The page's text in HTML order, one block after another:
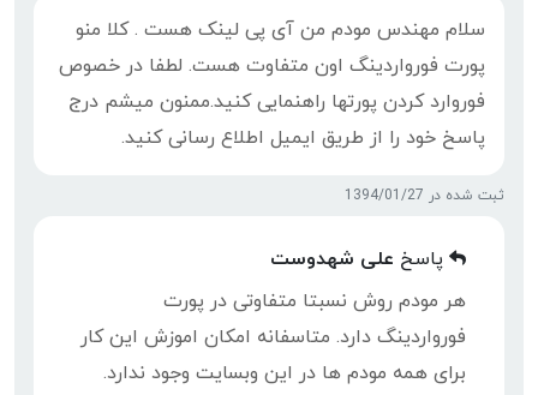
سلام مهندس مودم من آی پی لینک هست . کلا منو
پورت فورواردینگ اون متفاوت هست. لطفا در خصوص
فوروارد کردن پورتها راهنمایی کنید.ممنون میشم درج
پاسخ خود را از طریق ایمیل اطلاع رسانی کنید.
ثبت شده در 1394/01/27
پاسخ علی شهدوست
هر مودم روش نسبتا متفاوتی در پورت
فورواردینگ دارد. متاسفانه امکان اموزش این کار
برای همه مودم ها در این وبسایت وجود ندارد.